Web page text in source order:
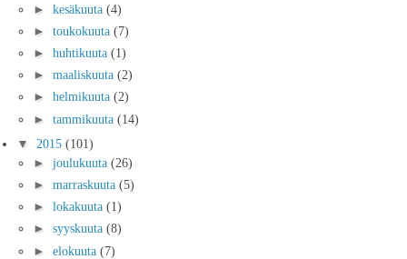
► kesäkuuta (4)
► toukokuuta (7)
► huhtikuuta (1)
► maaliskuuta (2)
► helmikuuta (2)
► tammikuuta (14)
▼ 2015 (101)
► joulukuuta (26)
► marraskuuta (5)
► lokakuuta (1)
► syyskuuta (8)
► elokuuta (7)